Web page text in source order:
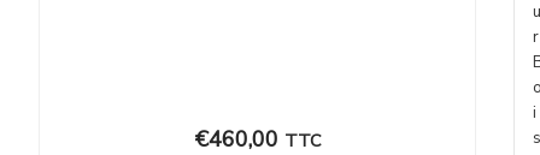
€460,00 TTC
u
r
i
s